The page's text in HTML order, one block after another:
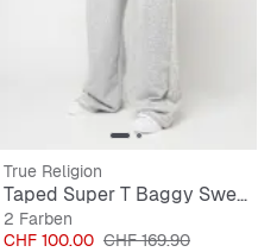
True Religion
Taped Super T Baggy Sweats
2 Farben
Preis
CHF 100.00 Originalpreis
CHF 169.90